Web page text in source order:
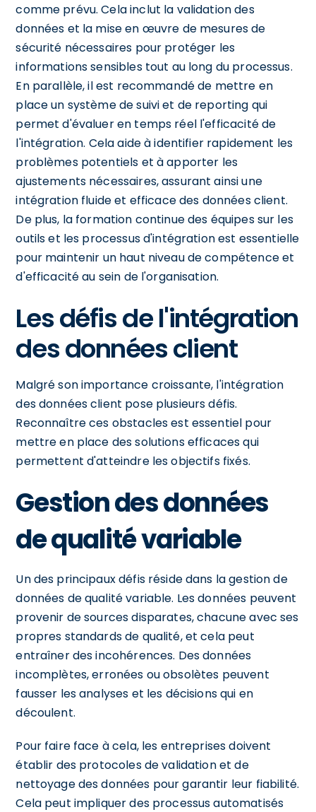
comme prévu. Cela inclut la validation des
données et la mise en œuvre de mesures de
sécurité nécessaires pour protéger les
informations sensibles tout au long du processus.
En parallèle, il est recommandé de mettre en
place un système de suivi et de reporting qui
permet d'évaluer en temps réel l'efficacité de
l'intégration. Cela aide à identifier rapidement les
problèmes potentiels et à apporter les
ajustements nécessaires, assurant ainsi une
intégration fluide et efficace des données client.
De plus, la formation continue des équipes sur les
outils et les processus d'intégration est essentielle
pour maintenir un haut niveau de compétence et
d'efficacité au sein de l'organisation.
Les défis de l'intégration
des données client
Malgré son importance croissante, l'intégration
des données client pose plusieurs défis.
Reconnaître ces obstacles est essentiel pour
mettre en place des solutions efficaces qui
permettent d'atteindre les objectifs fixés.
Gestion des données
de qualité variable
Un des principaux défis réside dans la gestion de
données de qualité variable. Les données peuvent
provenir de sources disparates, chacune avec ses
propres standards de qualité, et cela peut
entraîner des incohérences. Des données
incomplètes, erronées ou obsolètes peuvent
fausser les analyses et les décisions qui en
découlent.
Pour faire face à cela, les entreprises doivent
établir des protocoles de validation et de
nettoyage des données pour garantir leur fiabilité.
Cela peut impliquer des processus automatisés